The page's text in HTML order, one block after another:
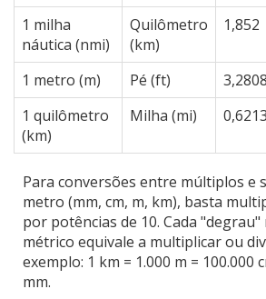
1 milha
náutica (nmi)
Quilômetro
(km)
1,852
1 metro (m) Pé (ft)
1 quilômetro
(km)
Milha (mi)
Para conversões entre múltiplos e
metro (mm, cm, m, km), basta
por potências de 10. Cada
métrico equivale a multiplicar ou
exemplo: 1 km = 1.000 m = 100.000
mm.